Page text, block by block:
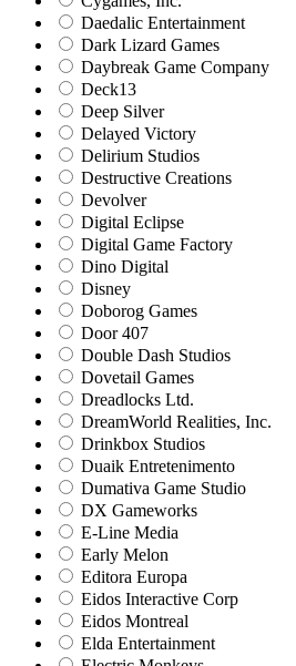
Daedalic Entertainment
Dark Lizard Games
Daybreak Game Company
Deck13
Deep Silver
Delayed Victory
Delirium Studios
Destructive Creations
Devolver
Digital Eclipse
Digital Game Factory
Dino Digital
Disney
Doborog Games
Door 407
Double Dash Studios
Dovetail Games
Dreadlocks Ltd.
DreamWorld Realities, Inc.
Drinkbox Studios
Duaik Entretenimento
Dumativa Game Studio
DX Gameworks
E-Line Media
Early Melon
Editora Europa
Eidos Interactive Corp
Eidos Montreal
Elda Entertainment